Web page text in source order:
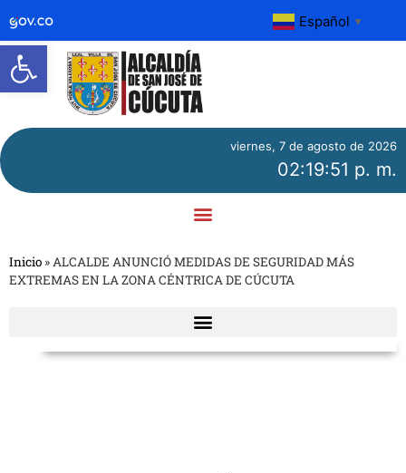
Abrir barra de herramientas
Español ▼
viernes, 7 de agosto de 2026
02:19:51 p. m.
Inicio » ALCALDE ANUNCIÓ MEDIDAS DE SEGURIDAD MÁS
EXTREMAS EN LA ZONA CÉNTRICA DE CÚCUTA